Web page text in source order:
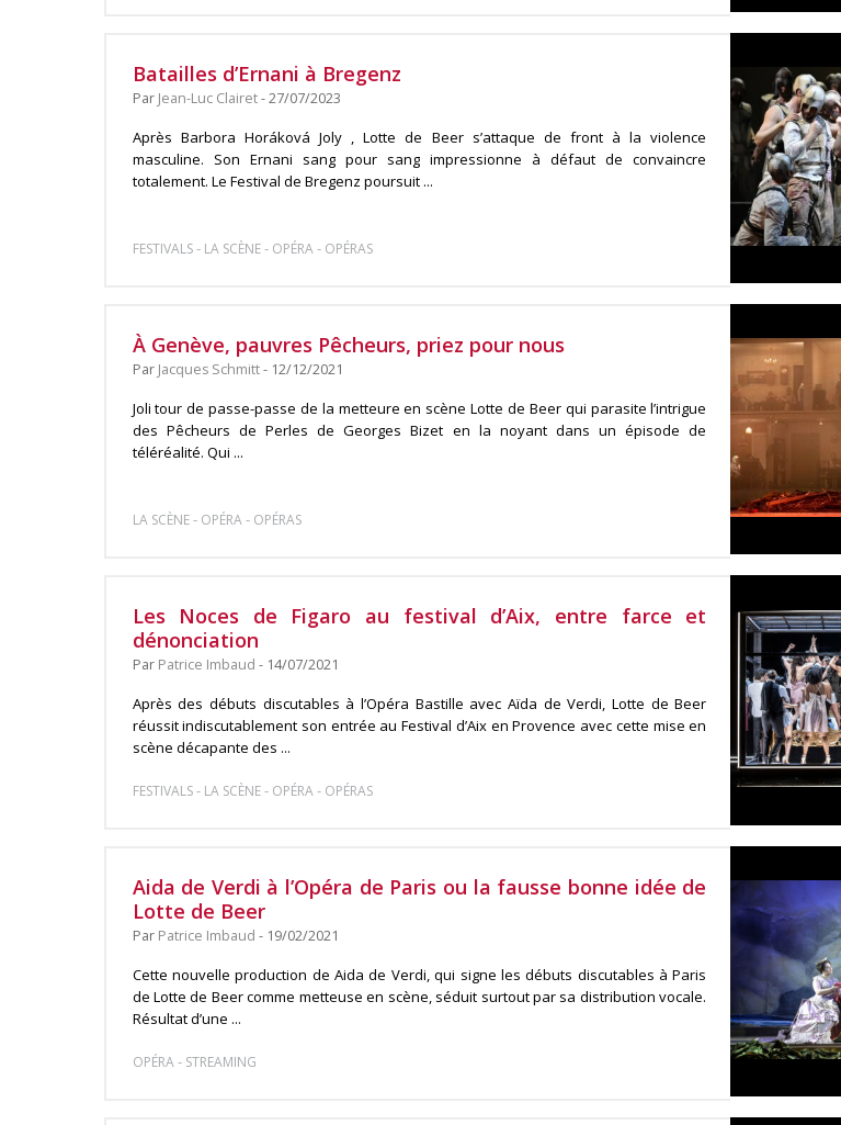
Batailles d’Ernani à Bregenz
Par Jean-Luc Clairet- 27/07/2023
Après Barbora Horáková Joly , Lotte de Beer s’attaque de front à la violence
masculine. Son Ernani sang pour sang impressionne à défaut de convaincre
totalement. Le Festival de Bregenz poursuit ...
FESTIVALS- LA SCÈNE- OPÉRA- OPÉRAS
À Genève, pauvres Pêcheurs, priez pour nous
Par Jacques Schmitt- 12/12/2021
Joli tour de passe-passe de la metteure en scène Lotte de Beer qui parasite l’intrigue
des Pêcheurs de Perles de Georges Bizet en la noyant dans un épisode de
téléréalité. Qui ...
LA SCÈNE- OPÉRA- OPÉRAS
Les Noces de Figaro au festival d’Aix, entre farce et
dénonciation
Par Patrice Imbaud - 14/07/2021
Après des débuts discutables à l’Opéra Bastille avec Aïda de Verdi, Lotte de Beer
réussit indiscutablement son entrée au Festival d’Aix en Provence avec cette mise en
scène décapante des ...
FESTIVALS- LA SCÈNE- OPÉRA- OPÉRAS
Aida de Verdi à l’Opéra de Paris ou la fausse bonne idée de
Lotte de Beer
Par Patrice Imbaud - 19/02/2021
Cette nouvelle production de Aida de Verdi, qui signe les débuts discutables à Paris
de Lotte de Beer comme metteuse en scène, séduit surtout par sa distribution vocale.
Résultat d’une ...
OPÉRA- STREAMING